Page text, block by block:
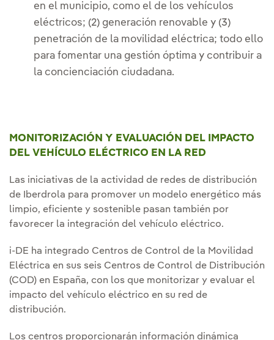
en el municipio, como el de los vehículos
eléctricos; (2) generación renovable y (3)
penetración de la movilidad eléctrica; todo ello
para fomentar una gestión óptima y contribuir a
la concienciación ciudadana.
MONITORIZACIÓN Y EVALUACIÓN DEL IMPACTO
DEL VEHÍCULO ELÉCTRICO EN LA RED
Las iniciativas de la actividad de redes de distribución
de Iberdrola para promover un modelo energético más
limpio, eficiente y sostenible pasan también por
favorecer la integración del vehículo eléctrico.
i-DE ha integrado Centros de Control de la Movilidad
Eléctrica en sus seis Centros de Control de Distribución
(COD) en España, con los que monitorizar y evaluar el
impacto del vehículo eléctrico en su red de
distribución.
Los centros proporcionarán información dinámica